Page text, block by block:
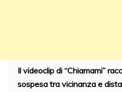
Il videoclip di “Chiamami”
sospesa tra vicinanza e